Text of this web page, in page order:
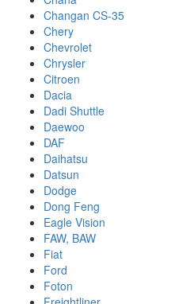
Changan CS-35
Chery
Chevrolet
Chrysler
Citroen
Dacia
Dadi Shuttle
Daewoo
DAF
Daihatsu
Datsun
Dodge
Dong Feng
Eagle Vision
FAW, BAW
Fiat
Ford
Foton